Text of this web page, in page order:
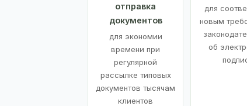
отправка
документов
для экономии
времени при
регулярной
рассылке типовых
документов тысячам
клиентов
для
новым
об